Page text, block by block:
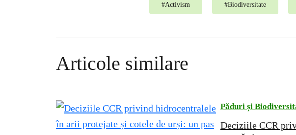
#Activism #Biodiversitate
Articole similare
Păduri și
Deciziile CCR